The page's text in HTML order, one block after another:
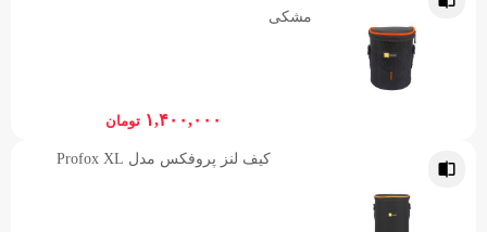
مشکی
۱,۴۰۰,۰۰۰ تومان
کیف لنز پروفکس مدل Profox XL